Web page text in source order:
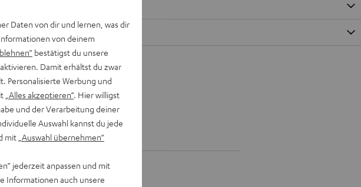
Daten von dir und lernen, was dir
von deinem
bestätigst du unsere
Damit erhältst du zwar
Personalisierte Werbung und
„Alles akzeptieren“. Hier willigst
und der Verarbeitung deiner
Auswahl kannst du jede
mit „Auswahl übernehmen“
jederzeit anpassen und mit
Informationen auch unsere